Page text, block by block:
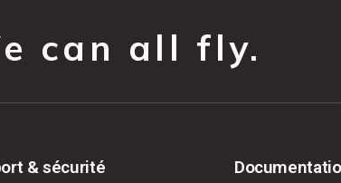
can all fly.
& sécurité